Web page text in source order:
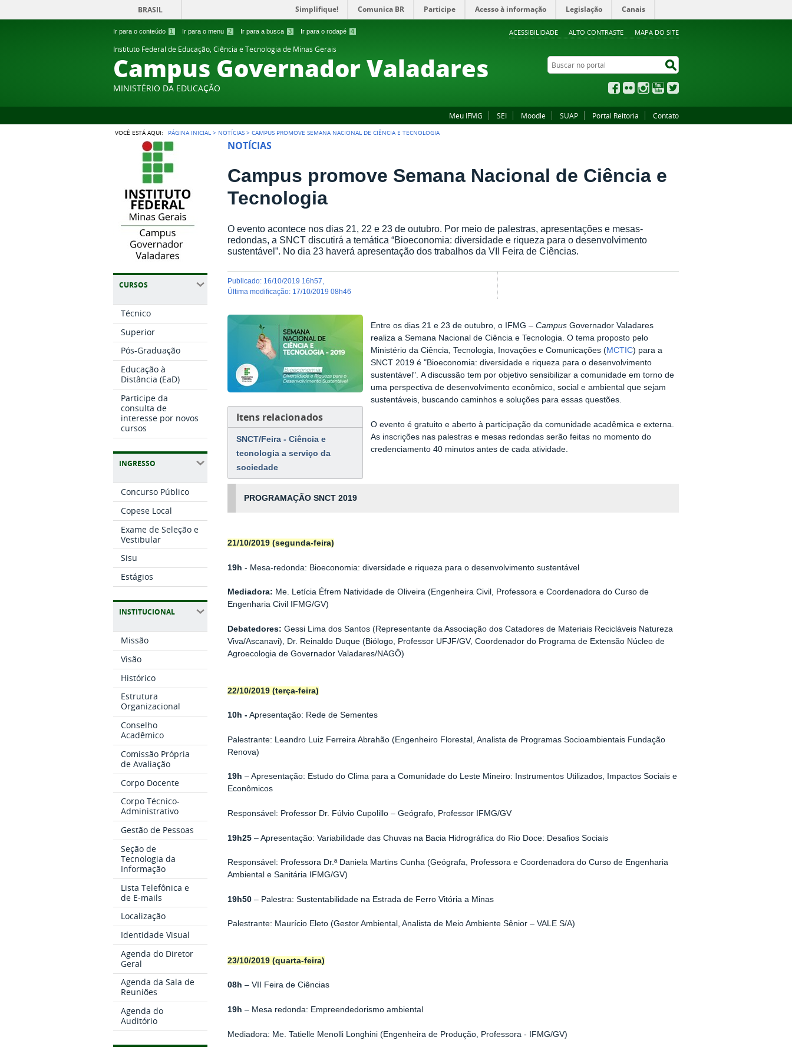
Ir para o conteúdo 1 Ir para o menu 2 Ir para a busca 3 Ir para o rodapé 4 ACESSIBILIDADE ALTO CONTRASTE MAPA DO SITE
BRASIL Simplifique! Comunica BR Participe Acesso à informação Legislação Canais
Instituto Federal de Educação, Ciência e Tecnologia de Minas Gerais
Campus Governador Valadares
MINISTÉRIO DA EDUCAÇÃO
Buscar no portal
Facebook
Flickr InstagramYouTube
Meu IFMG SEI Moodle SUAP Portal Reitoria Contato
VOCÊ ESTÁ AQUI: PÁGINA INICIAL > NOTÍCIAS >CAMPUS PROMOVE SEMANA NACIONAL DE CIÊNCIA E TECNOLOGIA
CURSOS
Técnico
Superior
Pós-Graduação
Educação à
Distância (EaD)
Participe da
consulta de
interesse por novos
cursos
INGRESSO
Concurso Público
Copese Local
Exame de Seleção e
Vestibular
Sisu
Estágios
INSTITUCIONAL
Missão
Visão
Histórico
Estrutura
Organizacional
Conselho
Acadêmico
Comissão Própria
de Avaliação
Corpo Docente
Corpo Técnico-
Administrativo
Gestão de Pessoas
Seção de
Tecnologia da
Informação
Lista Telefônica e
de E-mails
Localização
Identidade Visual
Agenda do Diretor
Geral
Agenda da Sala de
Reuniões
Agenda do
Auditório
NOTÍCIAS
Campus promove Semana Nacional de Ciência e
Tecnologia
O evento acontece nos dias 21, 22 e 23 de outubro. Por meio de palestras, apresentações e mesas-
redondas, a SNCT discutirá a temática “Bioeconomia: diversidade e riqueza para o desenvolvimento
sustentável”. No dia 23 haverá apresentação dos trabalhos da VII Feira de Ciências.
publicado: 16/10/2019 16h57
última modificação: 17/10/2019 08h46
Itens relacionados
SNCT/Feira - Ciência e
tecnologia a serviço da
sociedade
Entre os dias 21 e 23 de outubro, o IFMG – CampusGovernador Valadares
realiza a Semana Nacional de Ciência e Tecnologia. O tema proposto pelo
Ministério da Ciência, Tecnologia, Inovações e Comunicações (MCTIC) para a
SNCT 2019 é "Bioeconomia: diversidade e riqueza para o desenvolvimento
sustentável". A discussão tem por objetivo sensibilizar a comunidade em torno de
uma perspectiva de desenvolvimento econômico, social e ambiental que sejam
sustentáveis, buscando caminhos e soluções para essas questões.
O evento é gratuito e aberto à participação da comunidade acadêmica e externa.
As inscrições nas palestras e mesas redondas serão feitas no momento do
credenciamento 40 minutos antes de cada atividade.
PROGRAMAÇÃO SNCT 2019
21/10/2019 (segunda-feira)
19h - Mesa-redonda: Bioeconomia: diversidade e riqueza para o desenvolvimento sustentável
Mediadora: Me. Letícia Éfrem Natividade de Oliveira (Engenheira Civil, Professora e Coordenadora do Curso de
Engenharia Civil IFMG/GV)
Debatedores: Gessi Lima dos Santos (Representante da Associação dos Catadores de Materiais Recicláveis Natureza
Viva/Ascanavi), Dr. Reinaldo Duque (Biólogo, Professor UFJF/GV, Coordenador do Programa de Extensão Núcleo de
Agroecologia de Governador Valadares/NAGÔ)
22/10/2019 (terça-feira)
10h - Apresentação: Rede de Sementes
Palestrante: Leandro Luiz Ferreira Abrahão (Engenheiro Florestal, Analista de Programas Socioambientais Fundação
Renova)
19h – Apresentação: Estudo do Clima para a Comunidade do Leste Mineiro: Instrumentos Utilizados, Impactos Sociais e
Econômicos
Responsável: Professor Dr. Fúlvio Cupolillo – Geógrafo, Professor IFMG/GV
19h25 – Apresentação: Variabilidade das Chuvas na Bacia Hidrográfica do Rio Doce: Desafios Sociais
Responsável: Professora Dr.ª Daniela Martins Cunha (Geógrafa, Professora e Coordenadora do Curso de Engenharia
Ambiental e Sanitária IFMG/GV)
19h50 – Palestra: Sustentabilidade na Estrada de Ferro Vitória a Minas
Palestrante: Maurício Eleto (Gestor Ambiental, Analista de Meio Ambiente Sênior – VALE S/A)
23/10/2019 (quarta-feira)
08h – VII Feira de Ciências
19h – Mesa redonda: Empreendedorismo ambiental
Mediadora: Me. Tatielle Menolli Longhini (Engenheira de Produção, Professora - IFMG/GV)